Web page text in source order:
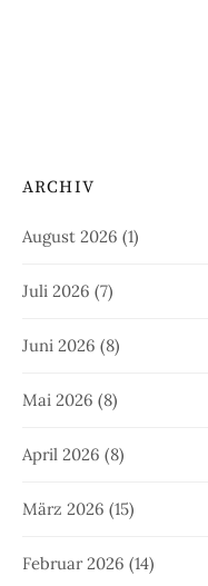
ARCHIV
August 2026 (1)
Juli 2026 (7)
Juni 2026 (8)
Mai 2026 (8)
April 2026 (8)
März 2026 (15)
Februar 2026 (14)